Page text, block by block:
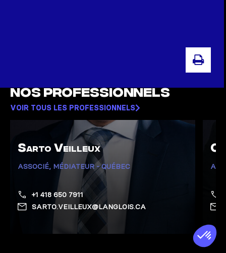
Nos professionnels
VOIR TOUS LES PROFESSIONNELS
Sarto Veilleux
ASSOCIÉ, MÉDIATEUR - QUÉBEC
+1 418 650 7911
SARTO.VEILLEUX@LANGLOIS.CA